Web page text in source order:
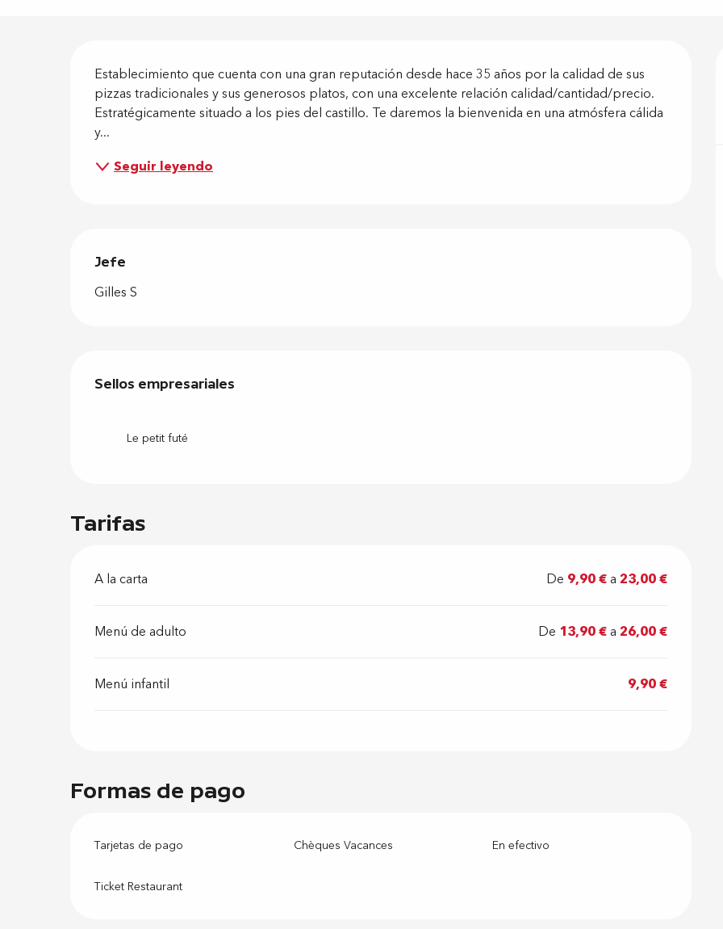
Descripción
Establecimiento que cuenta con una gran reputación desde hace 35 años por la calidad de sus
pizzas tradicionales y sus generosos platos, con una excelente relación calidad/cantidad/precio.
Estratégicamente situado a los pies del castillo. Te daremos la bienvenida en una atmósfera cálida
y...
Seguir leyendo
Jefe
Jefe
Gilles S
Oferta de
Sellos empresariales
Sellos empresariales
Le petit futé
Tarifas
A la carta De 9,90 €a23,00 €
Menú de adulto De 13,90 €a26,00 €
Menú infantil 9,90 €
Formas de pago
Tarjetas de pago Chèques Vacances En efectivo
Ticket Restaurant